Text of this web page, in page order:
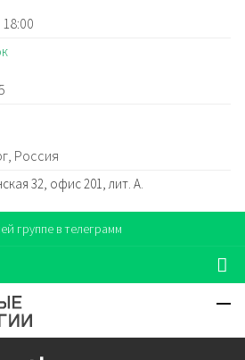
Россия
32, офис 201, лит. А.
группе в телеграмм